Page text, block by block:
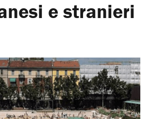
e stranieri